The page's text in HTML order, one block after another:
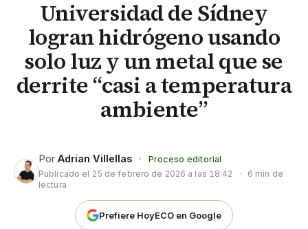
Universidad de Sídney
logran hidrógeno usando
solo luz y un metal que se
derrite “casi a temperatura
ambiente”
Por Adrian Villellas ·
Proceso editorial
Publicado el 25 de febrero de 2026 a las 18:42 ·
6 min de
lectura
Prefiere HoyECO en Google